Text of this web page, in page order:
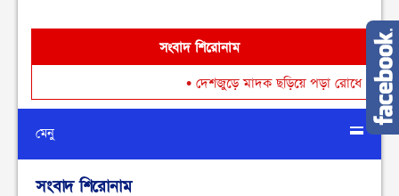
সংবাদ শিরোনাম
দেশজুড়ে মাদক ছড়িয়ে পড়া রোধে গডফাদার ও
মেনু
সংবাদ শিরোনাম